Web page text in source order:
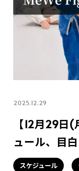
2025.12.29
【12月29日
ュール、目
スケジュール